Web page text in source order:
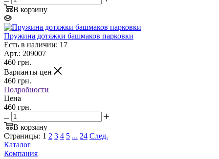
В корзину
Пружина дотяжки башмаков парковки
Есть в наличии: 17
Арт.: 209007
460 грн.
Варианты цен
460 грн.
Подробности
Цена
460 грн.
В корзину
Страницы: 1 2 3 4 5 ... 24 След.
Каталог
Компания